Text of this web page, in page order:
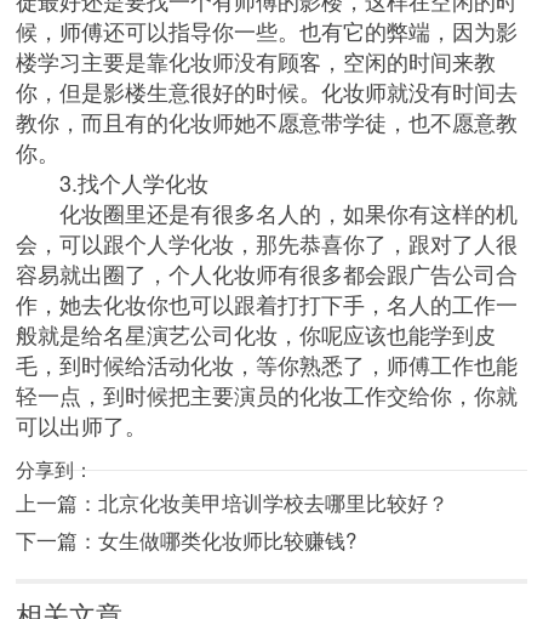
候，师傅还可以指导你一些。也有它的弊端，因为影
楼学习主要是靠化妆师没有顾客，空闲的时间来教
你，但是影楼生意很好的时候。化妆师就没有时间去
教你，而且有的化妆师她不愿意带学徒，也不愿意教
你。
3.找个人学化妆
化妆圈里还是有很多名人的，如果你有这样的机
会，可以跟个人学化妆，那先恭喜你了，跟对了人很
容易就出圈了，个人化妆师有很多都会跟广告公司合
作，她去化妆你也可以跟着打打下手，名人的工作一
般就是给名星演艺公司化妆，你呢应该也能学到皮
毛，到时候给活动化妆，等你熟悉了，师傅工作也能
轻一点，到时候把主要演员的化妆工作交给你，你就
可以出师了。
分享到：
上一篇：北京化妆美甲培训学校去哪里比较好？
下一篇：女生做哪类化妆师比较赚钱?